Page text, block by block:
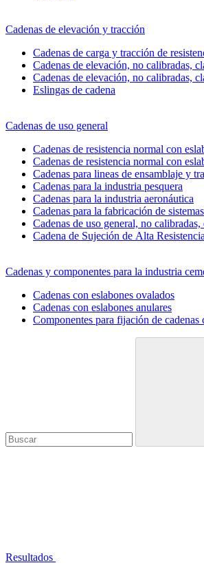
Cadenas de elevación y tracción
Cadenas de carga y tracción de
Cadenas de elevación, no calibradas,
Cadenas de elevación, no calibradas,
Eslingas de cadena
Cadenas de uso general
Cadenas de resistencia normal con
Cadenas de resistencia normal con
Cadenas para lineas de ensamblaje y
Cadenas para la industria pesquera
Cadenas para la industria aeronáutica
Cadenas para la fabricación de
Cadenas de uso general, no
Cadena de Sujeción de Alta
Cadenas y componentes para la industria
Cadenas con eslabones ovalados
Cadenas con eslabones anulares
Componentes para fijación de cadenas
Resultados